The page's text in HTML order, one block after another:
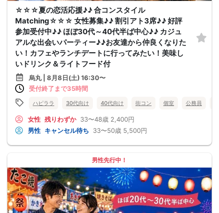
☆☆☆夏の恋活応援♪♪ 合コンスタイル
Matching☆☆☆ 女性募集♪♪ 割引アト3席♪♪ 好評
参加受付中♪♪ ほぼ30代～40代半ば中心♪♪ カジュ
アルな出会いパーティー♪♪お友達から仲良くなりた
い！カフェやランチデートに行ってみたい！美味し
いドリンク＆ライトフード付
烏丸 | 8月8日(土) 16:30〜
受付終了まで35時間
ハピララ 30代向け 40代向け 街コン 個室 公務員
女性 残りわずか 33〜48歳 2,400円
男性 キャンセル待ち 33〜50歳 5,500円
男性先行中！